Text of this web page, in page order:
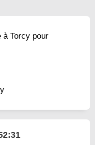
à Torcy pour